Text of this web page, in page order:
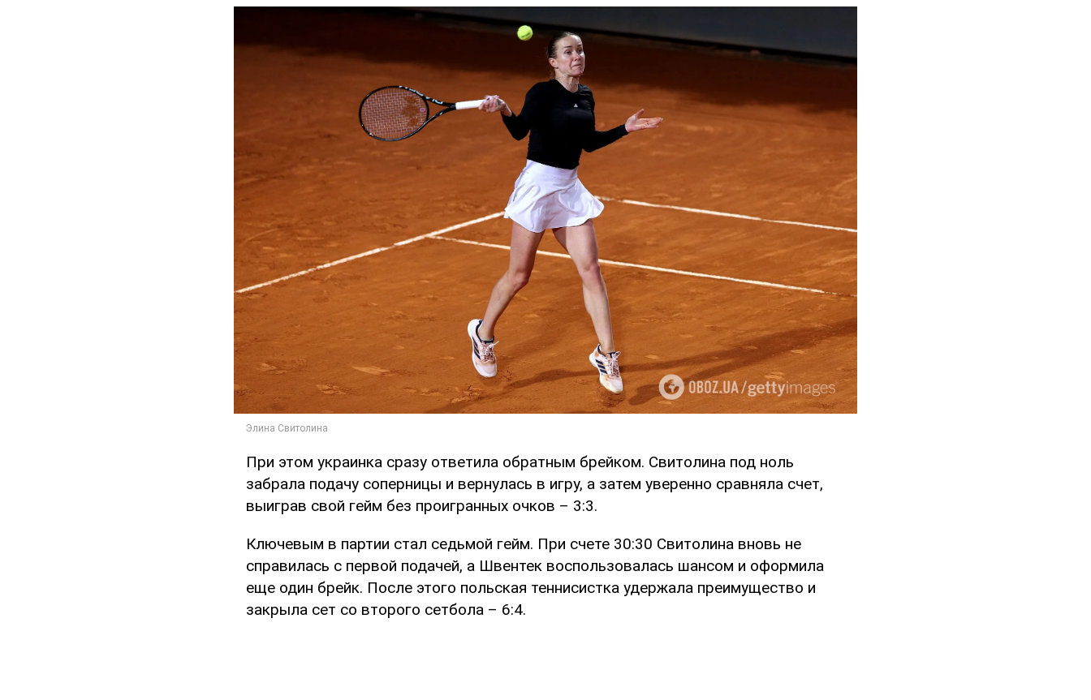
При этом украинка сразу ответила обратным брейком. Свитолина под ноль
забрала подачу соперницы и вернулась в игру, а затем уверенно сравняла счет,
выиграв свой гейм без проигранных очков – 3:3.
Ключевым в партии стал седьмой гейм. При счете 30:30 Свитолина вновь не
справилась с первой подачей, а Швентек воспользовалась шансом и оформила
еще один брейк. После этого польская теннисистка удержала преимущество и
закрыла сет со второго сетбола – 6:4.